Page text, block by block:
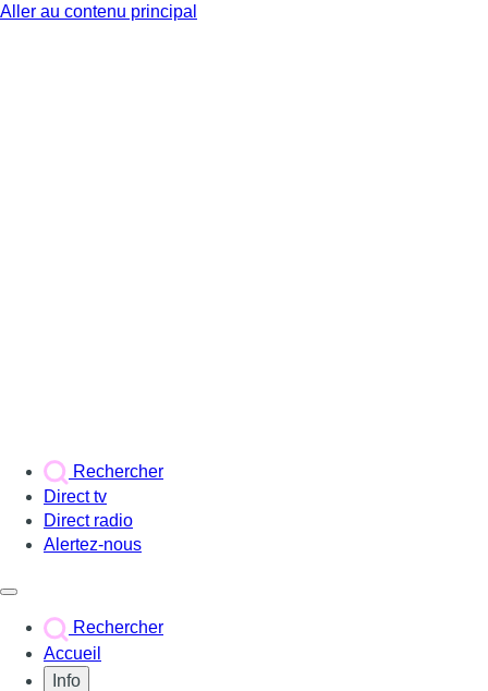
Aller au contenu principal
Rechercher
Direct tv
Direct radio
Alertez-nous
Rechercher
Accueil
Info